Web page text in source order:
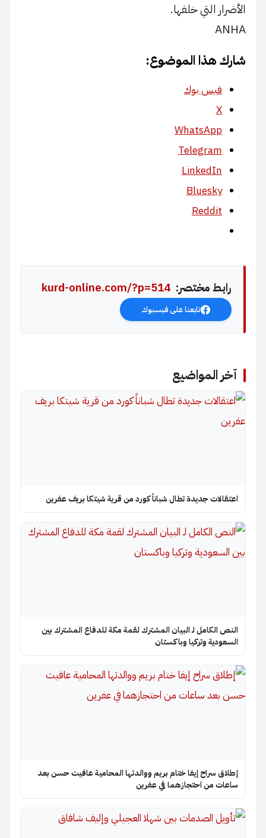
الأضرار التي خلفها.
ANHA
شارك هذا الموضوع:
فيس بوك
X
WhatsApp
Telegram
LinkedIn
Bluesky
Reddit
رابط مختصر: kurd-online.com/?p=514
تابعنا على فيسبوك
آخر المواضيع
اعتقالات جديدة تطال شباناً كورد من قرية شيتكا بريف عفرين
النص الكامل لـ البيان المشترك لقمة مكة للدفاع المشترك بين
السعودية وتركيا وباكستان
إطلاق سراح إيفا ختام بريم ووالدتها المحامية عافيت حسن بعد
ساعات من احتجازهما في عفرين